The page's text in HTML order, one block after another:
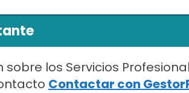
los Servicios
Contactar con